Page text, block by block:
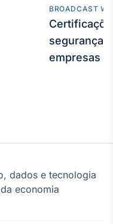
BROADCAST
segurança
empresas
dados e tecnologia
economia